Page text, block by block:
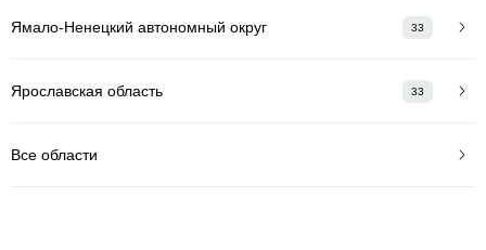
Ямало-Ненецкий автономный округ 33
Ярославская область 33
Все области